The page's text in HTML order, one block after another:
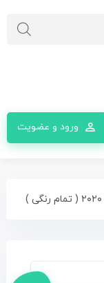
ورود و عضویت